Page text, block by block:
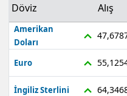
Döviz Alış
Amerikan
Doları
Euro
İngiliz Sterlini